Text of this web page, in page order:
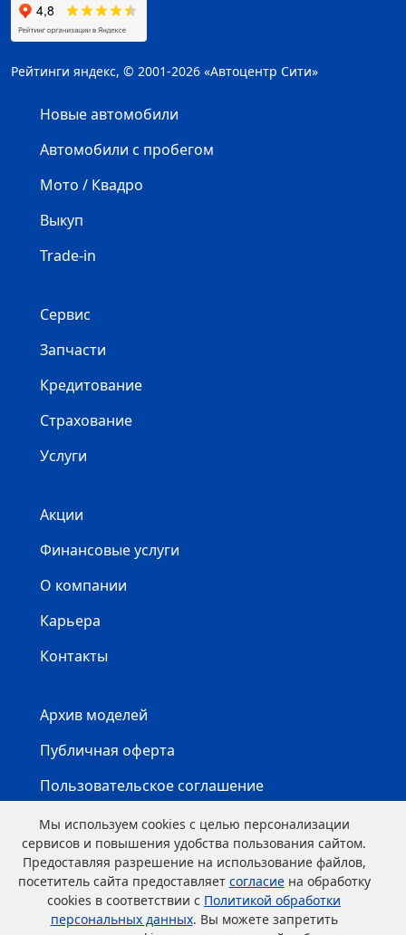
Рейтинги яндекс, © 2001-2026 «Автоцентр Сити»
Новые автомобили
Автомобили с пробегом
Мото / Квадро
Выкуп
Trade-in
Сервис
Запчасти
Кредитование
Страхование
Услуги
Акции
Финансовые услуги
О компании
Карьера
Контакты
Архив моделей
Публичная оферта
Пользовательское соглашение
Карта сайта
Мы используем cookies с целью персонализации
сервисов и повышения удобства пользования сайтом.
Предоставляя разрешение на использование файлов,
посетитель сайта предоставляет согласиена обработку
cookies в соответствии с Политикой обработки
персональных данных. Вы можете запретить